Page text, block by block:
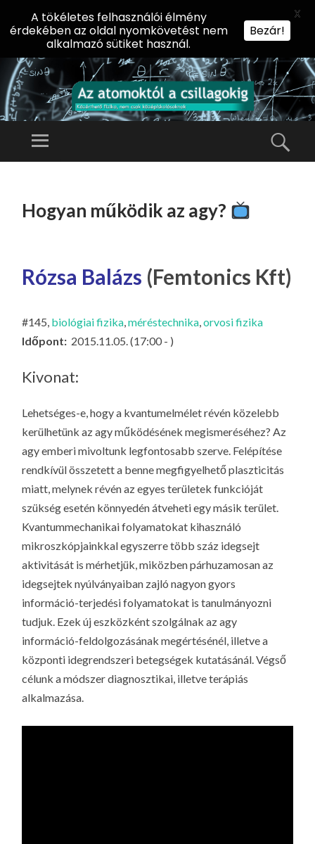
AZ
KT
A
CS
LA
G
Előadássorozat
az ELTE
Természettudományi
Menü
TARTALOMHOZ
Hogyan működik az agy?
Rózsa Balázs (Femtonics Kft)
#145, biológiai fizika,méréstechnika,orvosi fizika
Időpont: 2015.11.05. (17:00 - )
Kivonat:
Lehetséges-e, hogy a kvantumelmélet révén közelebb
kerülhetünk az agy működésének megismeréséhez? Az
agy emberi mivoltunk legfontosabb szerve. Felépítése
rendkívül összetett a benne megfigyelhető plaszticitás
miatt, melynek révén az egyes területek funkcióját
szükség esetén könnyedén átveheti egy másik terület.
Kvantummechanikai folyamatokat kihasználó
mikroszkópjainkkal egyszerre több száz idegsejt
aktivitását is mérhetjük, miközben párhuzamosan az
idegsejtek nyúlványaiban zajló nagyon gyors
információ-terjedési folyamatokat is tanulmányozni
tudjuk. Ezek új eszközként szolgálnak az agy
információ-feldolgozásának megértésénél, illetve a
központi idegrendszeri betegségek kutatásánál. Végső
célunk a módszer diagnosztikai, illetve terápiás
alkalmazása.
A tökéletes felhasználói élmény
érdekében az oldal nyomkövetést nem
alkalmazó sütiket használ.
Bezár!
X